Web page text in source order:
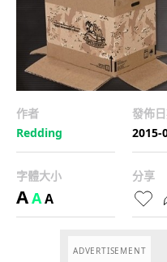
作者
Redding
發佈
2015-
字體大小
AAA
分享
ADVERTISEMENT